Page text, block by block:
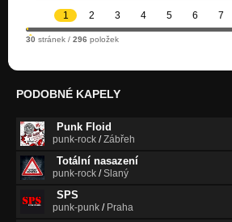
1 2 3 4 5 6 7
30 stránek / 296 položek
PODOBNÉ KAPELY
Punk Floid
punk-rock /Zábřeh
Totální nasazení
punk-rock /Slaný
SPS
punk-punk / Praha